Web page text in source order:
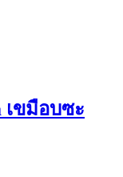
เขมือบซะ